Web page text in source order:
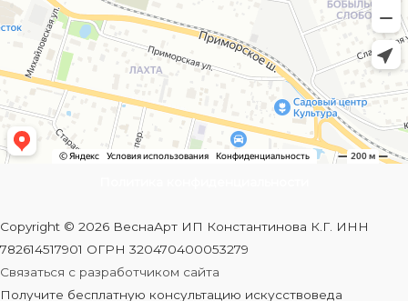
Copyright © 2026 ВеснаАрт ИП Константинова К.Г. ИНН
782614517901 ОГРН 320470400053279
Связаться с разработчиком сайта
Получите бесплатную консультацию искусствоведа